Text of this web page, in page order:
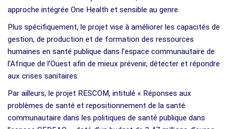
approche intégrée One Health et sensible au genre.
Plus spécifiquement, le projet vise à améliorer les capacités de
gestion, de production et de formation des ressources
humaines en santé publique dans l’espace communautaire de
l’Afrique de l’Ouest afin de mieux prévenir, détecter et répondre
aux crises sanitaires.
Par ailleurs, le projet RESCOM, intitulé « Réponses aux
problèmes de santé et repositionnement de la santé
communautaire dans les politiques de santé publique dans